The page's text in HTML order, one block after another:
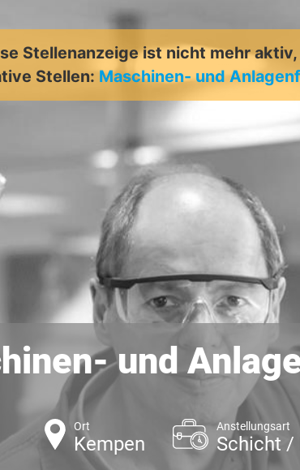
Stellenanzeige ist nicht mehr
Stellen: Maschinen- und
und
Ort
Kempen
Anstellungsart
Schicht /